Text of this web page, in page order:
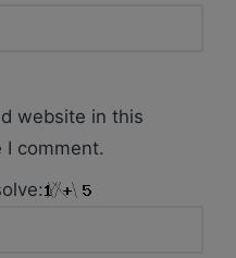
website in this
comment.